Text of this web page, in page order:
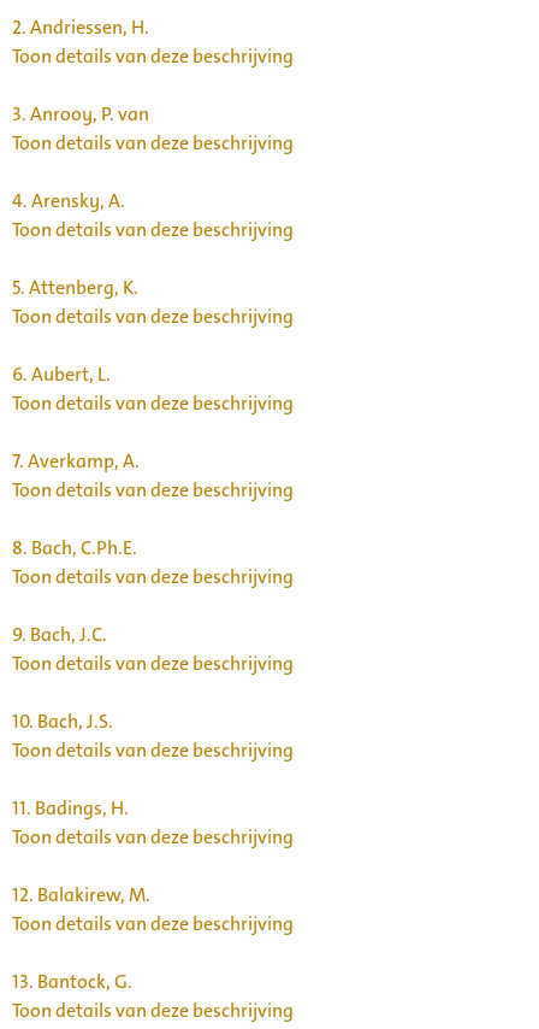
2.Andriessen, H.
Toon details van deze beschrijving
3.Anrooy, P. van
Toon details van deze beschrijving
4.Arensky, A.
Toon details van deze beschrijving
5.Attenberg, K.
Toon details van deze beschrijving
6.Aubert, L.
Toon details van deze beschrijving
7.Averkamp, A.
Toon details van deze beschrijving
8. Bach, C.Ph.E.
Toon details van deze beschrijving
9. Bach, J.C.
Toon details van deze beschrijving
10. Bach, J.S.
Toon details van deze beschrijving
11. Badings, H.
Toon details van deze beschrijving
12. Balakirew, M.
Toon details van deze beschrijving
13. Bantock, G.
Toon details van deze beschrijving